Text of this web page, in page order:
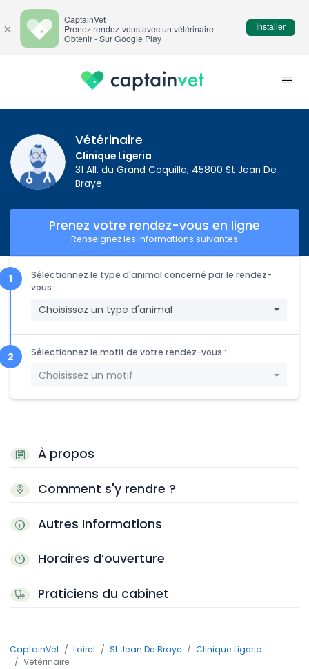
Vétérinaire
Clinique Ligeria
31 All. du Grand Coquille, 45800 St Jean De
Braye
À propos
Comment s'y rendre ?
Autres Informations
Horaires d’ouverture
Praticiens du cabinet
Prenez votre rendez-vous en ligne
Renseignez les informations suivantes
Sélectionnez le type d'animal concerné par le rendez-
vous :
Choisissez un type d'animal
Sélectionnez le motif de votre rendez-vous :
Choisissez un motif
CaptainVet Loiret St Jean De Braye
Clinique Ligeria
Vétérinaire
×
CaptainVet
Prenez rendez-vous avec un vétérinaire
Obtenir - Sur Google Play
Installer